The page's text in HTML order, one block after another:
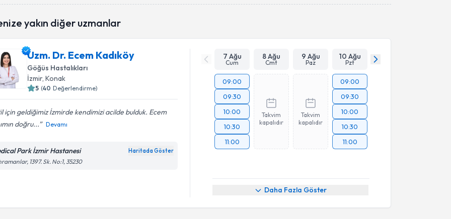
yakın diğer uzmanlar
Uzm. Dr. Ecem Kadıköy
Göğüs Hastalıkları
İzmir, Konak
5 (40 Değerlendirme)
için geldiğimiz İzmirde kendimizi acilde bulduk. Ecem
doğru...
Devamı
Park İzmir Hastanesi Haritada Göster
1397. Sk. No:1, 35230
7 Ağu
Cum
8 Ağu
Cmt
9 Ağu
Paz
10 Ağu
Pzt
09:00
09:30
10:00
10:30
11:00
Takvim
kapalıdır
Takvim
kapalıdır
09:00
09:30
10:00
10:30
11:00
Daha Fazla Göster